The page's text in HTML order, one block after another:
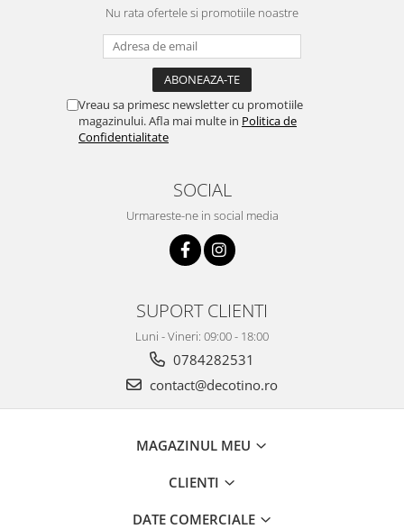
Nu rata ofertele si promotiile noastre
Vreau sa primesc newsletter cu promotiile
magazinului. Afla mai multe in Politica de
Confidentialitate
SOCIAL
Urmareste-ne in social media
SUPORT CLIENTI
Luni - Vineri: 09:00 - 18:00
0784282531
contact@decotino.ro
MAGAZINUL MEU
CLIENTI
DATE COMERCIALE